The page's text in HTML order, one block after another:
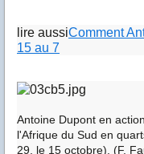
lire aussiComment
15 au 7
Antoine Dupont en
l'Afrique du Sud en
29, le 15 octobre). (F.